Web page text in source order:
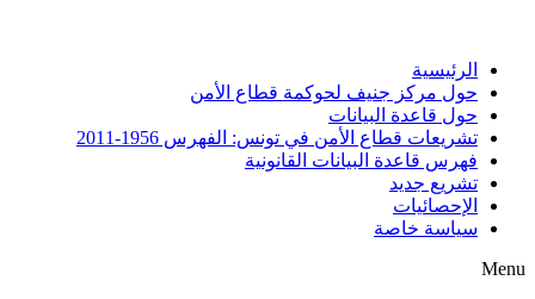
الرئيسية
حول مركز جنيف لحوكمة قطاع الأمن
حول قاعدة البيانات
تشريعات قطاع الأمن في تونس: الفهرس 1956-2011
فهرس قاعدة البيانات القانونية
تشريع جديد
الإحصائيات
سياسة خاصة
Menu